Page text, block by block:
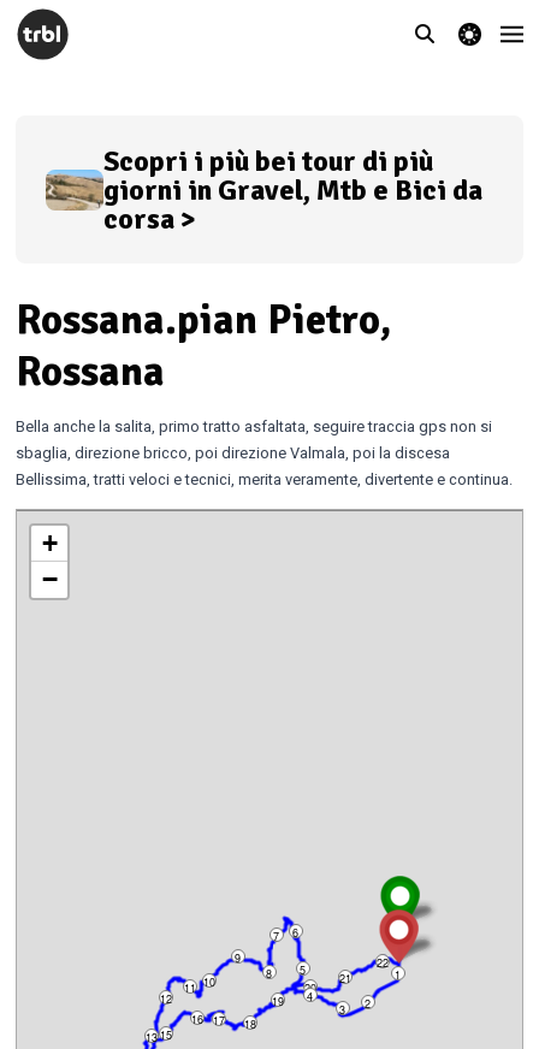
theme switcher
Scopri i più bei tour di più
giorni in Gravel, Mtb e Bici da
corsa >
Rossana.pian Pietro,
Rossana
Bella anche la salita, primo tratto asfaltata, seguire traccia gps non si
sbaglia, direzione bricco, poi direzione Valmala, poi la discesa
Bellissima, tratti veloci e tecnici, merita veramente, divertente e continua.
16
8
4
12
20
2
6
10
18
22
1
3
5
7
9
11
1315
17
19
21
+
−